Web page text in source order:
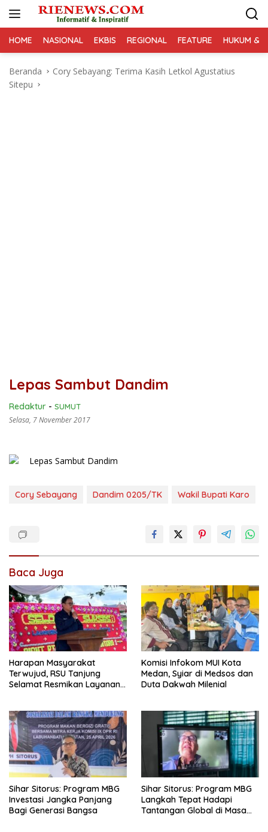
HOME NASIONAL EKBIS REGIONAL FEATURE HUKUM &
Beranda
Cory Sebayang: Terima Kasih Letkol Agustatius
Sitepu
Lepas Sambut Dandim
Redaktur - SUMUT
Selasa, 7 November 2017
Cory Sebayang Dandim 0205/TK Wakil Bupati Karo
Baca Juga
Harapan Masyarakat
Terwujud, RSU Tanjung
Selamat Resmikan Layanan
Komisi Infokom MUI Kota
Medan, Syiar di Medsos dan
Duta Dakwah Milenial
Sihar Sitorus: Program MBG
Investasi Jangka Panjang
Bagi Generasi Bangsa
Sihar Sitorus: Program MBG
Langkah Tepat Hadapi
Tantangan Global di Masa